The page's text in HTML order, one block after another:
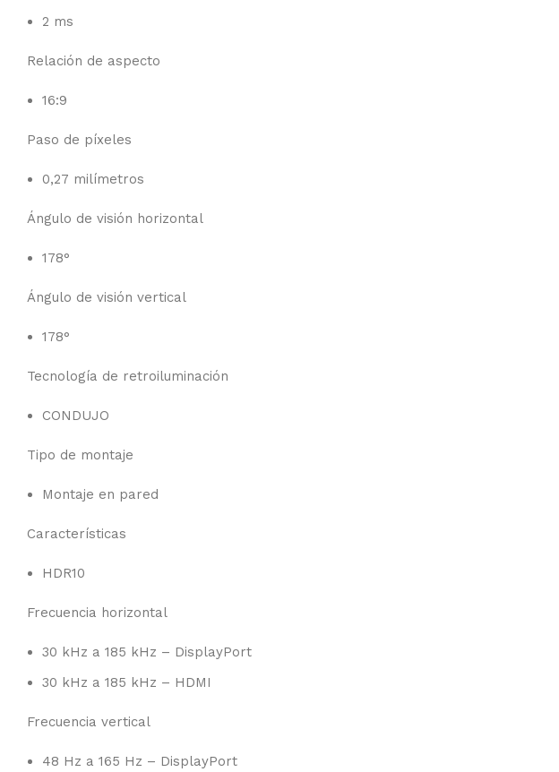
2 ms
Relación de aspecto
16:9
Paso de píxeles
0,27 milímetros
Ángulo de visión horizontal
178°
Ángulo de visión vertical
178°
Tecnología de retroiluminación
CONDUJO
Tipo de montaje
Montaje en pared
Características
HDR10
Frecuencia horizontal
30 kHz a 185 kHz – DisplayPort
30 kHz a 185 kHz – HDMI
Frecuencia vertical
48 Hz a 165 Hz – DisplayPort